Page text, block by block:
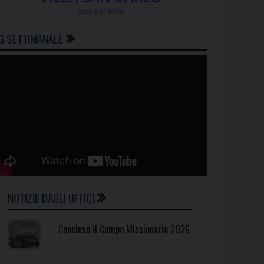
SETTIMANALE
NOTIZIE DAGLI UFFICI
Concluso il Campo Missionario 2026